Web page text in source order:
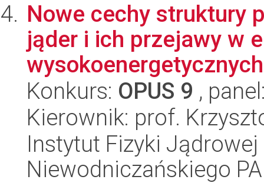
Nowe cechy struktury
jąder i ich przejawy w
Konkurs: OPUS 9 ,
Kierownik: prof.
Instytut Fizyki
Niewodniczańskiego